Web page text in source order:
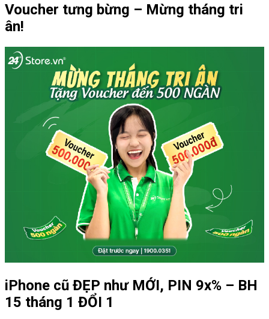
Voucher tưng bừng – Mừng tháng tri
ân!
iPhone cũ ĐẸP như MỚI, PIN 9x% – BH
15 tháng 1 ĐỔI 1